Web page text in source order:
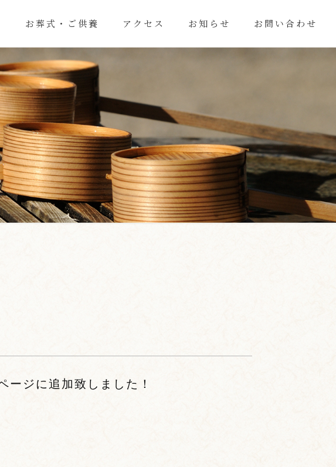
お葬式・ご供養 アクセス お知らせ お問い合わせ
ージに追加致しました！